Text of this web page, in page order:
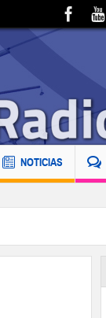
NOTICIAS